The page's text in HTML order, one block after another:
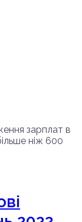
зарплат в
ніж 600